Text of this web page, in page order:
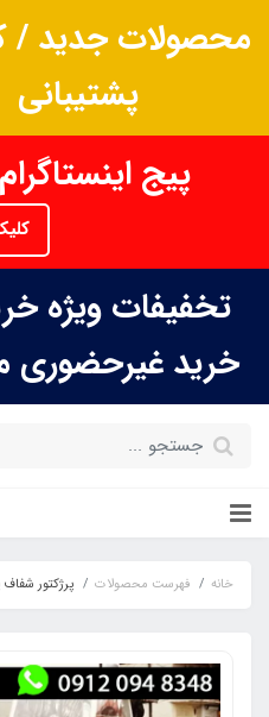
محصولات جدید /
پشتیبانی
پیج
تخفیفات ویژه
خرید غیرحضوری
خانه فهرست محصولات پرژکتور